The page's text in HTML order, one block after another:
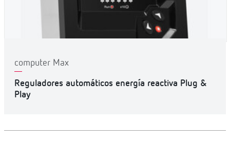
computer Max
Reguladores automáticos energía reactiva Plug &
Play